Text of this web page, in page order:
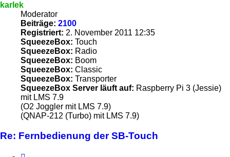
karlek
Moderator
Beiträge: 2100
Registriert: 2. November 2011 12:35
SqueezeBox: Touch
SqueezeBox: Radio
SqueezeBox: Boom
SqueezeBox: Classic
SqueezeBox: Transporter
SqueezeBox Server läuft auf: Raspberry Pi 3 (Jessie)
mit LMS 7.9
(O2 Joggler mit LMS 7.9)
(QNAP-212 (Turbo) mit LMS 7.9)
Re: Fernbedienung der SB-Touch